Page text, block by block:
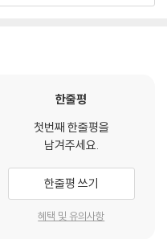
음을 울린 바 있다. MBC 라디오
가의 에세이, 그리고 수많은 SN
도 모르는 누군가를 위해 말없이
책을 넘어 멀리멀리 퍼져나가
밝은 쪽으로 걷자》에는 독립출
한줄평
첫번째 한줄평을
남겨주세요.
한줄평 쓰기
혜택 및 유의사항